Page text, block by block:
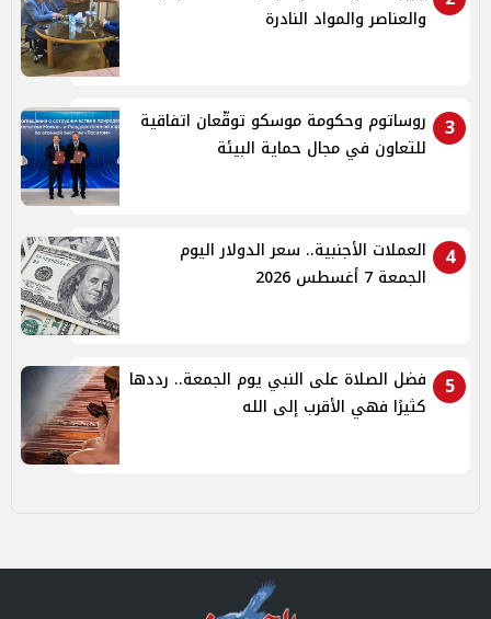
والعناصر والمواد النادرة
3
روساتوم وحكومة موسكو توقّعان اتفاقية
للتعاون في مجال حماية البيئة
4
العملات الأجنبية.. سعر الدولار اليوم
الجمعة 7 أغسطس 2026
5
فضل الصلاة على النبي يوم الجمعة.. رددها
كثيرًا فهي الأقرب إلى الله